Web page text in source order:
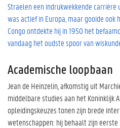
Straelen een indrukwekkende
was actief in Europa, maar gooide ook
Congo ontdekte hij in 1950 het
vandaag het oudste spoor van
Academische loopbaan
Jean de Heinzelin, afkomstig uit
middelbare studies aan het Koninklijk
opleidingskeuzes tonen zijn brede
wetenschappen: hij behaalt zijn